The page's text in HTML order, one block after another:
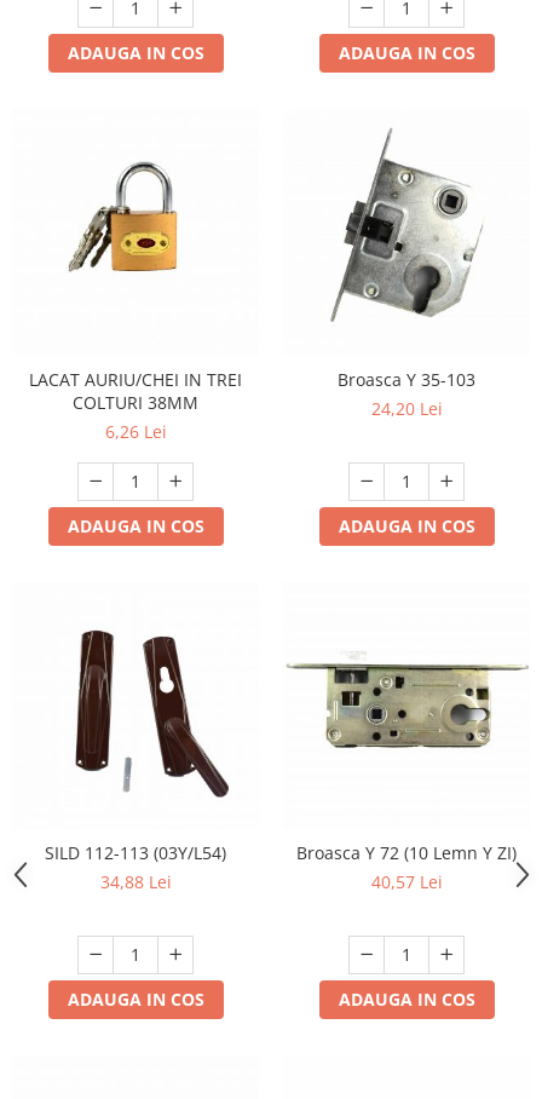
ADAUGA IN COS ADAUGA IN COS
LACAT AURIU/CHEI IN TREI
COLTURI 38MM
6,26 Lei
ADAUGA IN COS
Broasca Y 35-103
24,20 Lei
ADAUGA IN COS
SILD 112-113 (03Y/L54)
34,88 Lei
ADAUGA IN COS
Broasca Y 72 (10 Lemn Y ZI)
40,57 Lei
ADAUGA IN COS